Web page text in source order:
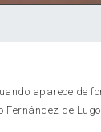
aparece de
Fernández de